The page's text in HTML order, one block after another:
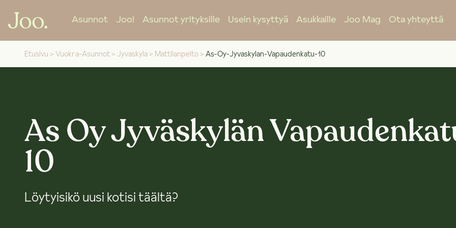
Asunnot Joo! Asunnot yrityksille Usein kysyttyä Asukkaille Joo Mag Ota yhteyttä
Etusivu > Vuokra-Asunnot > Jyvaskyla > Mattilanpelto > As-Oy-Jyvaskylan-Vapaudenkatu-10
As Oy Jyväskylän
10
Löytyisikö uusi kotisi täältä?